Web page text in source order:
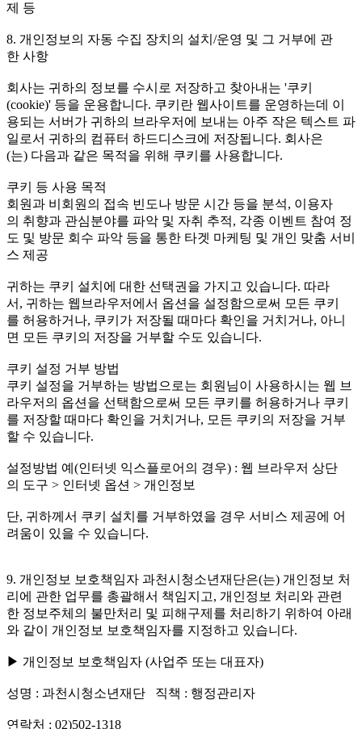
제 등
8. 개인정보의 자동 수집 장치의 설치/운영 및 그 거부에 관
한 사항
회사는 귀하의 정보를 수시로 저장하고 찾아내는 '쿠키
(cookie)' 등을 운용합니다. 쿠키란 웹사이트를 운영하는데 이
용되는 서버가 귀하의 브라우저에 보내는 아주 작은 텍스트 파
일로서 귀하의 컴퓨터 하드디스크에 저장됩니다. 회사은
(는) 다음과 같은 목적을 위해 쿠키를 사용합니다.
쿠키 등 사용 목적
회원과 비회원의 접속 빈도나 방문 시간 등을 분석, 이용자
의 취향과 관심분야를 파악 및 자취 추적, 각종 이벤트 참여 정
도 및 방문 회수 파악 등을 통한 타겟 마케팅 및 개인 맞춤 서비
스 제공
귀하는 쿠키 설치에 대한 선택권을 가지고 있습니다. 따라
서, 귀하는 웹브라우저에서 옵션을 설정함으로써 모든 쿠키
를 허용하거나, 쿠키가 저장될 때마다 확인을 거치거나, 아니
면 모든 쿠키의 저장을 거부할 수도 있습니다.
쿠키 설정 거부 방법
쿠키 설정을 거부하는 방법으로는 회원님이 사용하시는 웹 브
라우저의 옵션을 선택함으로써 모든 쿠키를 허용하거나 쿠키
를 저장할 때마다 확인을 거치거나, 모든 쿠키의 저장을 거부
할 수 있습니다.
설정방법 예(인터넷 익스플로어의 경우) : 웹 브라우저 상단
의 도구 > 인터넷 옵션 > 개인정보
단, 귀하께서 쿠키 설치를 거부하였을 경우 서비스 제공에 어
려움이 있을 수 있습니다.
9. 개인정보 보호책임자 과천시청소년재단은(는) 개인정보 처
리에 관한 업무를 총괄해서 책임지고, 개인정보 처리와 관련
한 정보주체의 불만처리 및 피해구제를 처리하기 위하여 아래
와 같이 개인정보 보호책임자를 지정하고 있습니다.
▶ 개인정보 보호책임자 (사업주 또는 대표자)
성명 : 과천시청소년재단 직책 : 행정관리자
연락처 : 02)502-1318